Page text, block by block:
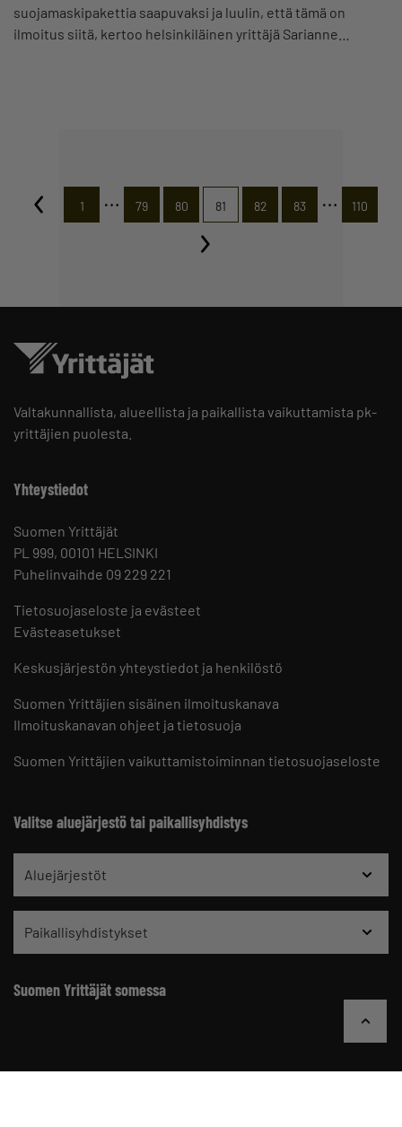
suojamaskipakettia saapuvaksi ja luulin, että tämä on
ilmoitus siitä, kertoo helsinkiläinen yrittäjä Sarianne…
1 … 79 80 81 82 83 … 110
Valtakunnallista, alueellista ja paikallista vaikuttamista pk-
yrittäjien puolesta.
Yhteystiedot
Suomen Yrittäjät
PL 999, 00101 HELSINKI
Puhelinvaihde 09 229 221
Tietosuojaseloste ja evästeet
Evästeasetukset
Keskusjärjestön yhteystiedot ja henkilöstö
Suomen Yrittäjien sisäinen ilmoituskanava
Ilmoituskanavan ohjeet ja tietosuoja
Suomen Yrittäjien vaikuttamistoiminnan tietosuojaseloste
Valitse aluejärjestö tai paikallisyhdistys
Aluejärjestöt
Paikallisyhdistykset
Suomen Yrittäjät somessa